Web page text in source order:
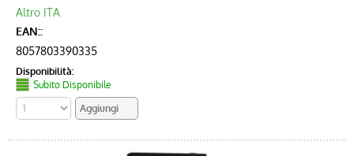
Altro ITA
EAN::
8057803390335
Disponibilità:
Subito Disponibile